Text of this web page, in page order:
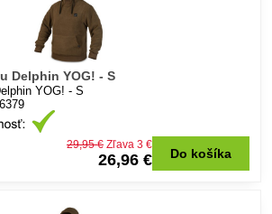
Delphin YOG! - S
YOG! - S
26,96 €
29,95 € Zľava 3 €
Do košíka